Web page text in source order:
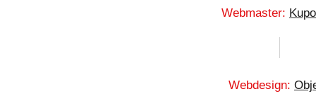
Webmaster:
Webdesign: